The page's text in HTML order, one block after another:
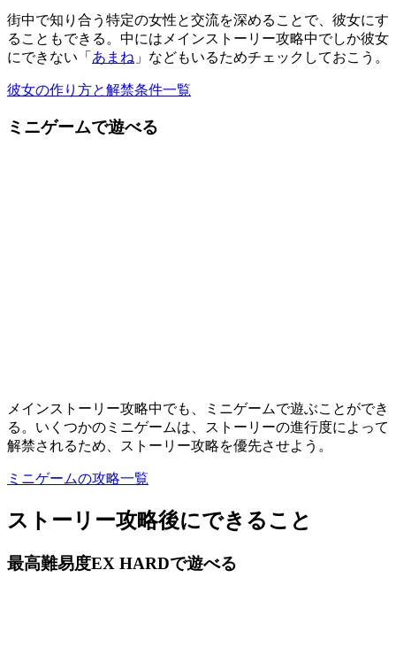
街中で知り合う特定の女性と交流を深めることで、彼女にす
ることもできる。中にはメインストーリー攻略中でしか彼女
にできない「 あまね 」などもいるためチェックしておこう。
彼女の作り方と解禁条件一覧
ミニゲームで遊べる
メインストーリー攻略中でも、ミニゲームで遊ぶことができ
る。いくつかのミニゲームは、ストーリーの進行度によって
解禁されるため、ストーリー攻略を優先させよう。
ミニゲームの攻略一覧
ストーリー攻略後にできること
最高難易度EX HARDで遊べる